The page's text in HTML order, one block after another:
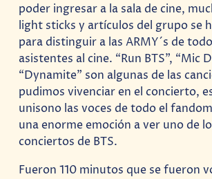
poder ingresar a la sala de cine,
light sticks y artículos del grupo se
para distinguir a las ARMY´s de
asistentes al cine. “Run BTS”, “Mic
“Dynamite” son algunas de las
pudimos vivenciar en el concierto,
unisono las voces de todo el
una enorme emoción a ver uno de
conciertos de BTS.
Fueron 110 minutos que se fueron